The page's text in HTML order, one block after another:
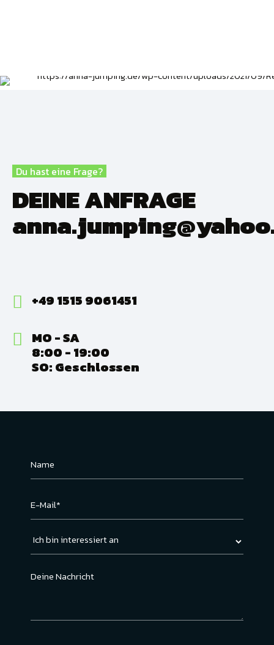
Du hast eine Frage?
DEINE ANFRAGE
+49 1515 9061451
MO - SA
8:00 - 19:00
SO: Geschlossen